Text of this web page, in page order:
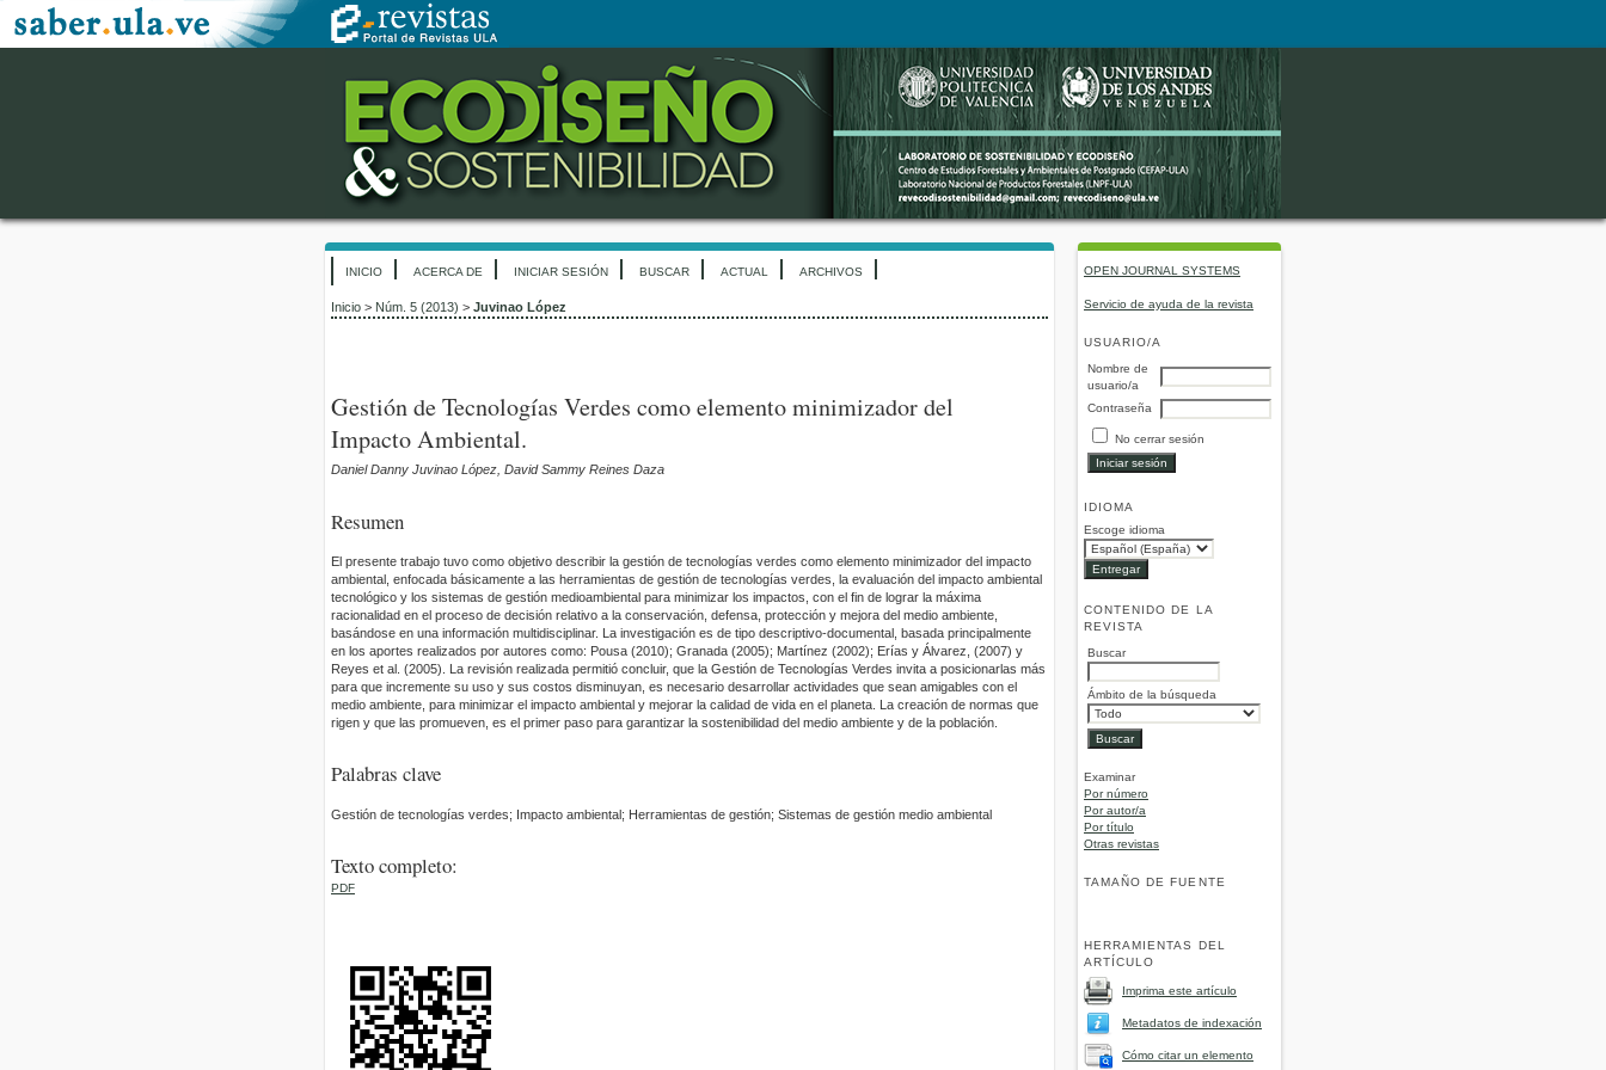
OPEN JOURNAL SYSTEMS
Servicio de ayuda de la revista
USUARIO/A
Nombre de
usuario/a
Contraseña
No cerrar sesión
IDIOMA
Escoge idioma
CONTENIDO DE LA
REVISTA
Buscar
Ámbito de la búsqueda
Examinar
Por número
Por autor/a
Por título
Otras revistas
TAMAÑO DE FUENTE
HERRAMIENTAS DEL
ARTÍCULO
Imprima este artículo
Metadatos de indexación
Cómo citar un elemento
INICIO ACERCA DE INICIAR SESIÓN BUSCAR ACTUAL ARCHIVOS
Inicio > Núm. 5 (2013) > Juvinao López
Gestión de Tecnologías Verdes como elemento minimizador del
Impacto Ambiental.
Daniel Danny Juvinao López, David Sammy Reines Daza
Resumen
El presente trabajo tuvo como objetivo describir la gestión de tecnologías verdes como elemento minimizador del impacto
ambiental, enfocada básicamente a las herramientas de gestión de tecnologías verdes, la evaluación del impacto ambiental
tecnológico y los sistemas de gestión medioambiental para minimizar los impactos, con el fin de lograr la máxima
racionalidad en el proceso de decisión relativo a la conservación, defensa, protección y mejora del medio ambiente,
basándose en una información multidisciplinar. La investigación es de tipo descriptivo-documental, basada principalmente
en los aportes realizados por autores como: Pousa (2010); Granada (2005); Martínez (2002); Erías y Álvarez, (2007) y
Reyes et al. (2005). La revisión realizada permitió concluir, que la Gestión de Tecnologías Verdes invita a posicionarlas más
para que incremente su uso y sus costos disminuyan, es necesario desarrollar actividades que sean amigables con el
medio ambiente, para minimizar el impacto ambiental y mejorar la calidad de vida en el planeta. La creación de normas que
rigen y que las promueven, es el primer paso para garantizar la sostenibilidad del medio ambiente y de la población.
Palabras clave
Gestión de tecnologías verdes; Impacto ambiental; Herramientas de gestión; Sistemas de gestión medio ambiental
Texto completo:
PDF